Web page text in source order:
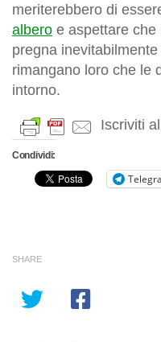
meriterebbero di
albero e aspettare
pregna
rimangano loro che le
intorno.
Iscriviti
Condividi:
SHARE